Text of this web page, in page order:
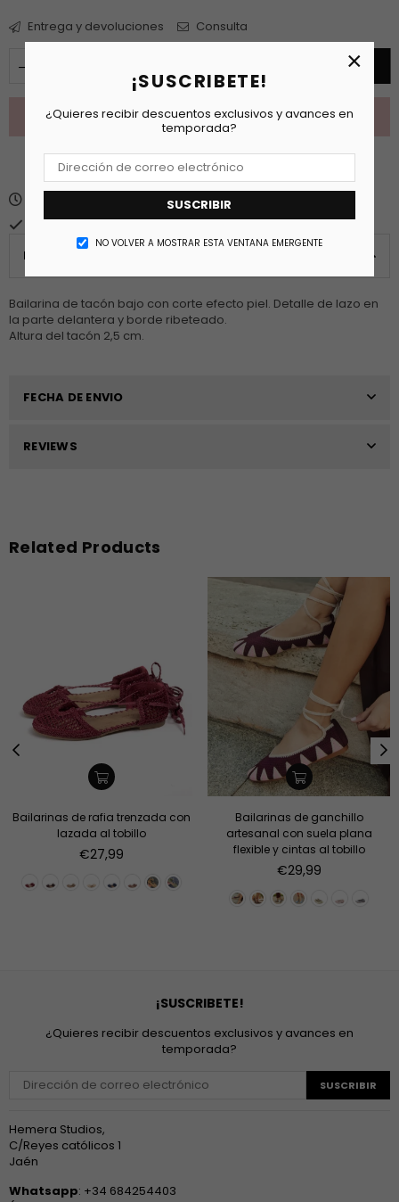
¡SUSCRIBETE!
¿Quieres recibir descuentos exclusivos y avances en
temporada?
SUSCRIBIR
NO VOLVER A MOSTRAR ESTA VENTANA EMERGENTE
×
Entrega y devoluciones Consulta
Fecha estimada de entregamartes 11 agosto
PRODUCT DETAILS
Bailarina de tacón bajo con corte efecto piel. Detalle de lazo en
la parte delantera y borde ribeteado.
Altura del tacón 2,5 cm.
FECHA DE ENVIO
REVIEWS
Related Products
Bailarinas de rafia trenzada con
lazada al tobillo
Precio
€27,99
Bailarinas de ganchillo
artesanal con suela plana
flexible y cintas al tobillo
Precio
€29,99
¡SUSCRIBETE!
¿Quieres recibir descuentos exclusivos y avances en
temporada?
SUSCRIBIR
Hemera Studios,
C/Reyes católicos 1
Jaén
Whatsapp: +34 684254403